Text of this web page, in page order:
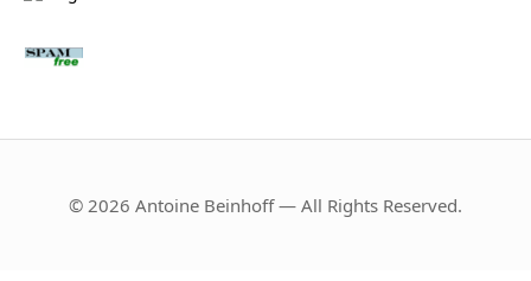
© 2026 Antoine Beinhoff — All Rights Reserved.